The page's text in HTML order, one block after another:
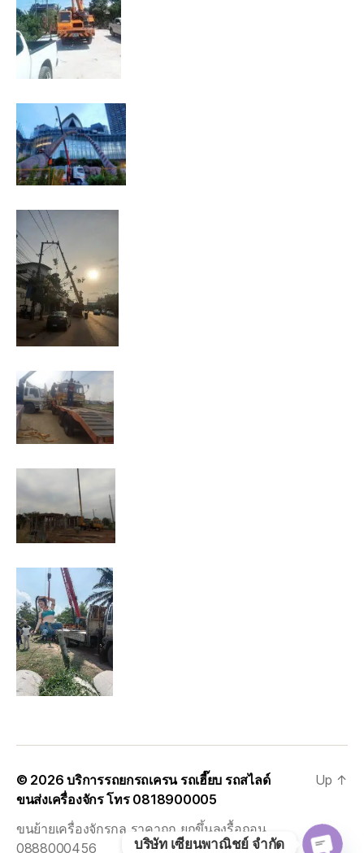
© 2026บริการรถยกรถเครน รถเฮี๊ยบ รถสไลด์
ขนส่งเครื่องจักร โทร 0818900005
ขนย้ายเครื่องจักรกล ราคาถูก ยกขึ้นลงรื้อถอน
0888000456
Up ↑
บริษัท เซียนพาณิชย์ จำกัด